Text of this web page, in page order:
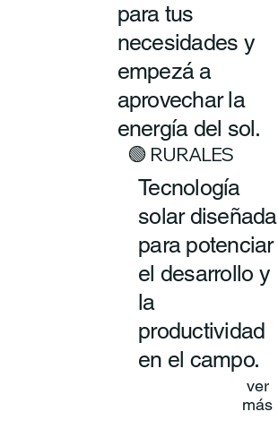
para tus
necesidades y
empezá a
aprovechar la
energía del sol.
🟢 RURALES
Tecnología
solar diseñada
para potenciar
el desarrollo y
la
productividad
en el campo.
ver
más